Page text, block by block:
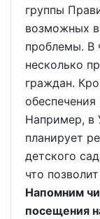
группы
возможных
проблемы. В
несколько
граждан.
Например, в
планирует
детского
что
Напомним
посещения